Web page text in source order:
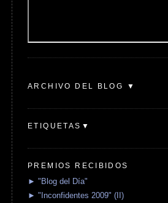
ARCHIVO DEL BLOG ▼
ETIQUETAS▼
PREMIOS RECIBIDOS
► "Blog del Día"
► "Inconfidentes 2009" (II)